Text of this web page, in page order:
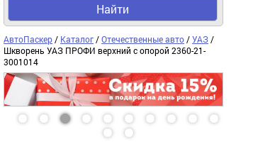
Найти
АвтоПаскер / Каталог /Отечественные авто /УАЗ /
Шкворень УАЗ ПРОФИ верхний с опорой 2360-21-
3001014